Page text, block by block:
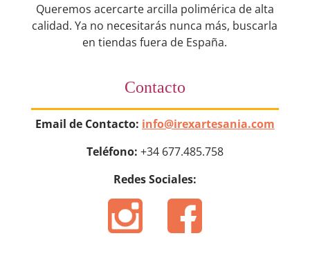
Queremos acercarte arcilla polimérica de alta
calidad. Ya no necesitarás nunca más, buscarla
en tiendas fuera de España.
Contacto
Email de Contacto: info@irexartesania.com
Teléfono: +34 677.485.758
Redes Sociales: